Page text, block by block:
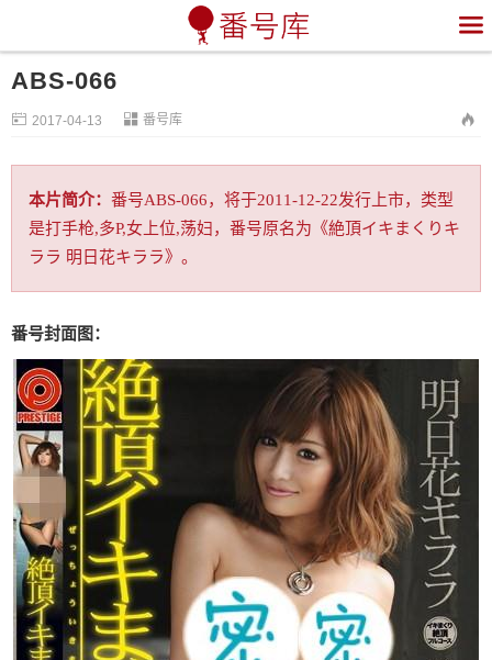

ABS-066
 2017-04-13  番号库 
本片简介： 番号ABS-066，将于2011-12-22发行上市，类型
是打手枪,多P,女上位,荡妇，番号原名为《絶頂イキまくりキ
ララ 明日花キララ》。
番号封面图：